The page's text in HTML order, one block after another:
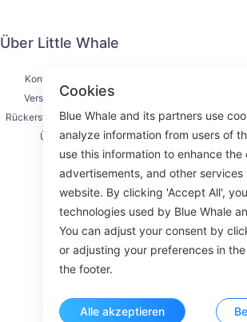
Über Little Whale
Kontaktiere uns
Versandprozess
Rückerstattungsprozess
Über uns
Cookies
Blue Whale and its partners use
analyze information from users of
use this information to enhance the
advertisements, and other
website. By clicking 'Accept All',
technologies used by Blue Whale
You can adjust your consent by
or adjusting your preferences in
the footer.
Alle akzeptieren